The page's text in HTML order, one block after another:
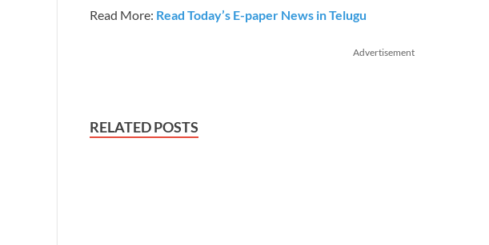
Read More: Read Today’s E-paper News in Telugu
Advertisement
RELATED POSTS